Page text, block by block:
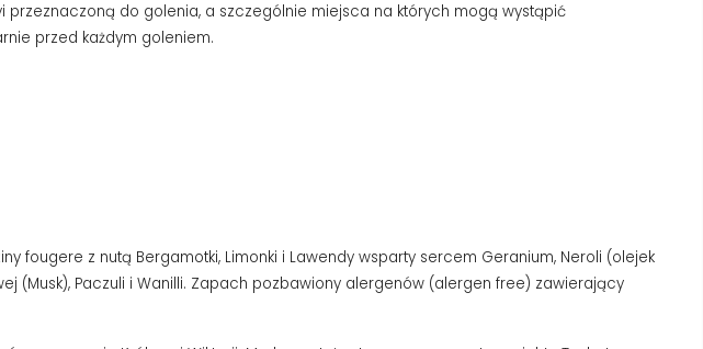
przeznaczoną do golenia, a szczególnie miejsca na których mogą wystąpić
przed każdym goleniem.
fougere z nutą Bergamotki, Limonki i Lawendy wsparty sercem Geranium, Neroli (olejek
(Musk), Paczuli i Wanilli. Zapach pozbawiony alergenów (alergen free) zawierający